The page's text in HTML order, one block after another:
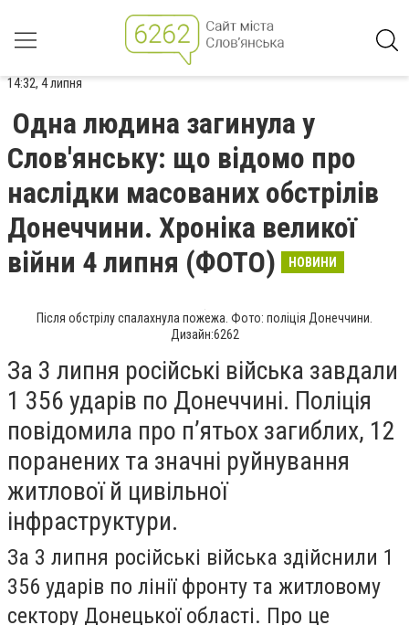
14:32, 4 липня
Одна людина загинула у
Слов'янську: що відомо про
наслідки масованих обстрілів
Донеччини. Хроніка великої
війни 4 липня (ФОТО)
НОВИНИ
Після обстрілу спалахнула пожежа. Фото: поліція Донеччини.
Дизайн:6262
За 3 липня російські війська завдали
1 356 ударів по Донеччині. Поліція
повідомила про п’ятьох загиблих, 12
поранених та значні руйнування
житлової й цивільної
інфраструктури.
За 3 липня російські війська здійснили 1
356 ударів по лінії фронту та житловому
сектору Донецької області. Про це